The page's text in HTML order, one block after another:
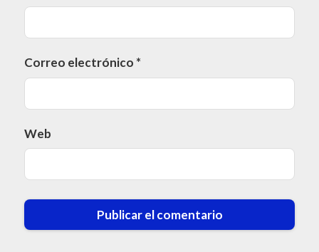
Correo electrónico *
Web